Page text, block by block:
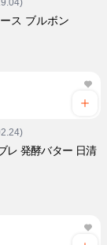
ス ブルボン
レ 発酵バター 日清